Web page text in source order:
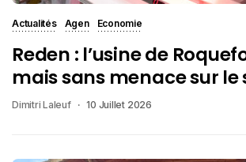
Actualités Agen Economie
Reden : l’usine de
mais sans menace sur le
Dimitri Laleuf 10 Juillet 2026